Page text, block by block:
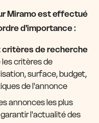
Miramo est effectué
d'importance :
de recherche
critères de
surface, budget,
de l'annonce
annonces les plus
l'actualité des